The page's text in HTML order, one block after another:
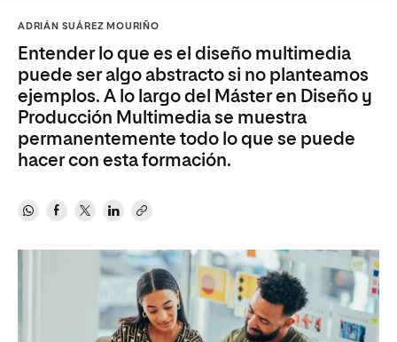
ADRIÁN SUÁREZ MOURIÑO
Entender lo que es el diseño multimedia
puede ser algo abstracto si no planteamos
ejemplos. A lo largo del Máster en Diseño y
Producción Multimedia se muestra
permanentemente todo lo que se puede
hacer con esta formación.